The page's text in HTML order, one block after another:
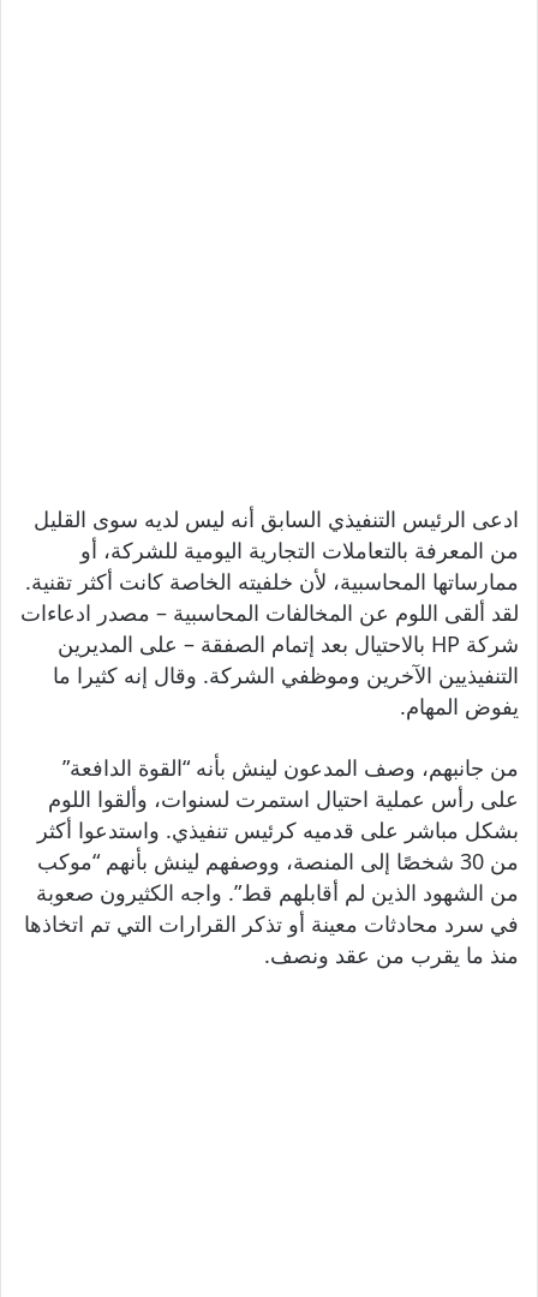
ادعى الرئيس التنفيذي السابق أنه ليس لديه سوى القليل
من المعرفة بالتعاملات التجارية اليومية للشركة، أو
ممارساتها المحاسبية، لأن خلفيته الخاصة كانت أكثر تقنية.
لقد ألقى اللوم عن المخالفات المحاسبية – مصدر ادعاءات
شركة HP بالاحتيال بعد إتمام الصفقة – على المديرين
التنفيذيين الآخرين وموظفي الشركة. وقال إنه كثيرا ما
يفوض المهام.
من جانبهم، وصف المدعون لينش بأنه “القوة الدافعة”
على رأس عملية احتيال استمرت لسنوات، وألقوا اللوم
بشكل مباشر على قدميه كرئيس تنفيذي. واستدعوا أكثر
من 30 شخصًا إلى المنصة، ووصفهم لينش بأنهم “موكب
من الشهود الذين لم أقابلهم قط”. واجه الكثيرون صعوبة
في سرد ​​محادثات معينة أو تذكر القرارات التي تم اتخاذها
منذ ما يقرب من عقد ونصف.